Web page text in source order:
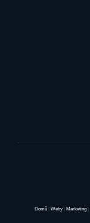
Domů Weby Marketing